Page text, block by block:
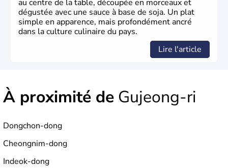
au centre de la table, découpée en morceaux et
dégustée avec une sauce à base de soja. Un plat
simple en apparence, mais profondément ancré
dans la culture culinaire du pays.
Lire l'article
À proximité de Gujeong-ri
Dongchon-dong
Cheongnim-dong
Indeok-dong